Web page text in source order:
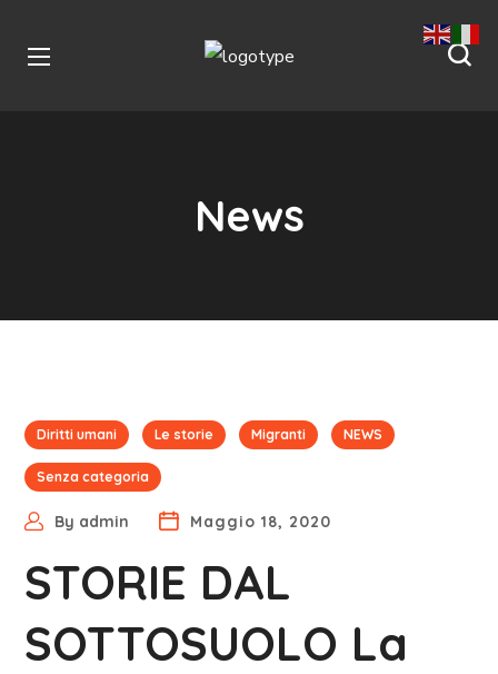
News
Diritti umani Le storie Migranti NEWS
Senza categoria
By admin Maggio 18, 2020
STORIE DAL
SOTTOSUOLO La